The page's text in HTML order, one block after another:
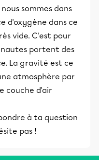
sommes dans
d'oxygène dans ce
vide. C'est pour
portent des
La gravité est ce
atmosphère par
couche d'air
à ta question
pas !